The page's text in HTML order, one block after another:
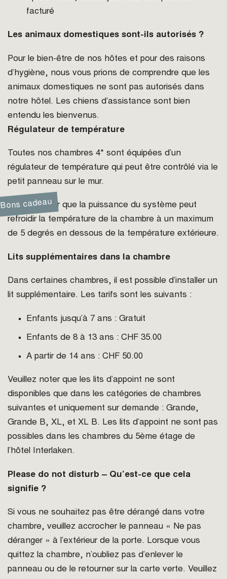
facturé
Les animaux domestiques sont-ils autorisés ?
Pour le bien-être de nos hôtes et pour des raisons
d’hygiène, nous vous prions de comprendre que les
animaux domestiques ne sont pas autorisés dans
notre hôtel. Les chiens d’assistance sont bien
entendu les bienvenus.
Régulateur de température
Toutes nos chambres 4* sont équipées d’un
régulateur de température qui peut être contrôlé via le
petit panneau sur le mur.
Veuillez noter que la puissance du système peut
refroidir la température de la chambre à un maximum
de 5 degrés en dessous de la température extérieure.
Lits supplémentaires dans la chambre
Dans certaines chambres, il est possible d’installer un
lit supplémentaire. Les tarifs sont les suivants :
Enfants jusqu’à 7 ans : Gratuit
Enfants de 8 à 13 ans : CHF 35.00
A partir de 14 ans : CHF 50.00
Veuillez noter que les lits d’appoint ne sont
disponibles que dans les catégories de chambres
suivantes et uniquement sur demande : Grande,
Grande B, XL, et XL B. Les lits d’appoint ne sont pas
possibles dans les chambres du 5ème étage de
l’hôtel Interlaken.
Please do not disturb – Qu’est-ce que cela
signifie ?
Si vous ne souhaitez pas être dérangé dans votre
chambre, veuillez accrocher le panneau « Ne pas
déranger » à l’extérieur de la porte. Lorsque vous
quittez la chambre, n’oubliez pas d’enlever le
panneau ou de le retourner sur la carte verte. Veuillez
Bons cadeau